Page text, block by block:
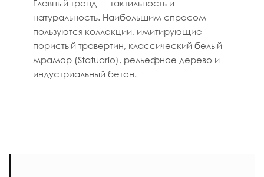
Главный тренд — тактильность и
натуральность. Наибольшим спросом
пользуются коллекции, имитирующие
пористый травертин, классический белый
мрамор (Statuario), рельефное дерево и
индустриальный бетон.